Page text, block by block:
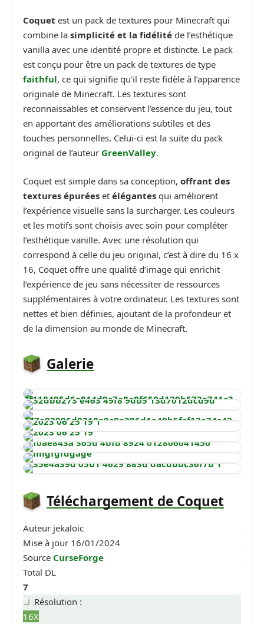
Coquet est un pack de textures pour Minecraft qui
combine la simplicité et la fidélité de l’esthétique
vanilla avec une identité propre et distincte. Le pack
est conçu pour être un pack de textures de type
faithful, ce qui signifie qu’il reste fidèle à l’apparence
originale de Minecraft. Les textures sont
reconnaissables et conservent l’essence du jeu, tout
en apportant des améliorations subtiles et des
touches personnelles. Celui-ci est la suite du pack
original de l’auteur GreenValley.
Coquet est simple dans sa conception, offrant des
textures épurées et élégantes qui améliorent
l’expérience visuelle sans la surcharger. Les couleurs
et les motifs sont choisis avec soin pour compléter
l’esthétique vanille. Avec une résolution qui
correspond à celle du jeu original, c’est à dire du 16 x
16, Coquet offre une qualité d’image qui enrichit
l’expérience de jeu sans nécessiter de ressources
supplémentaires à votre ordinateur. Les textures sont
nettes et bien définies, ajoutant de la profondeur et
de la dimension au monde de Minecraft.
Galerie
Téléchargement de Coquet
Auteur jekaloic
Mise à jour 16/01/2024
Source CurseForge
Total DL
7
Résolution :
16X